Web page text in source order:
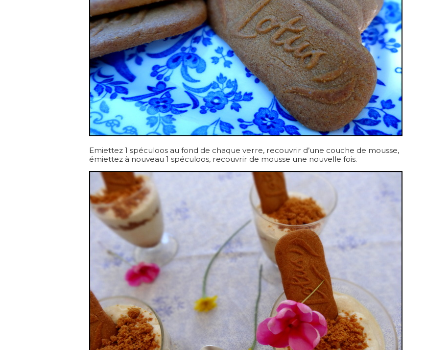
Emiettez 1 spéculoos au fond de chaque verre, recouvrir d’une couche de mousse,
émiettez à nouveau 1 spéculoos, recouvrir de mousse une nouvelle fois.